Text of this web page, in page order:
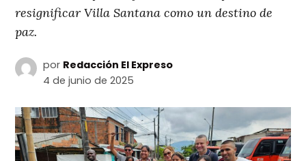
resignificar Villa Santana como un destino de
paz.
por Redacción El Expreso
4 de junio de 2025